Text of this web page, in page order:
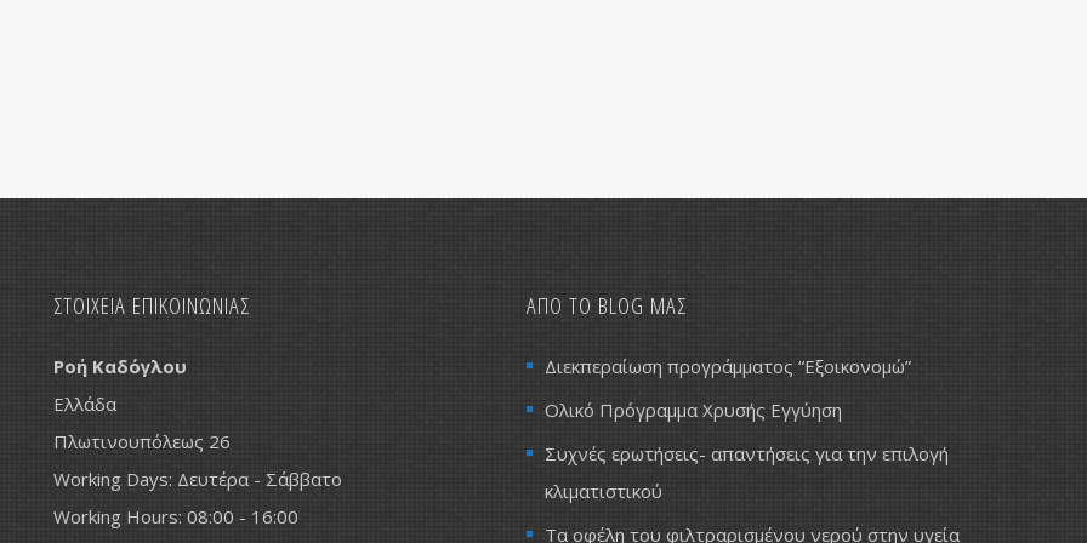
ΣΤΟΙΧΕΙΑ ΕΠΙΚΟΙΝΩΝΙΑΣ
Ροή Καδόγλου
Ελλάδα
Πλωτινουπόλεως 26
Working Days: Δευτέρα - Σάββατο
Working Hours: 08:00 - 16:00
ΑΠΟ ΤΟ BLOG ΜΑΣ
Διεκπεραίωση προγράμματος “Εξοικονομώ”
Ολικό Πρόγραμμα Χρυσής Εγγύηση
Συχνές ερωτήσεις- απαντήσεις για την επιλογή
κλιματιστικού
Τα οφέλη του φιλτραρισμένου νερού στην υγεία